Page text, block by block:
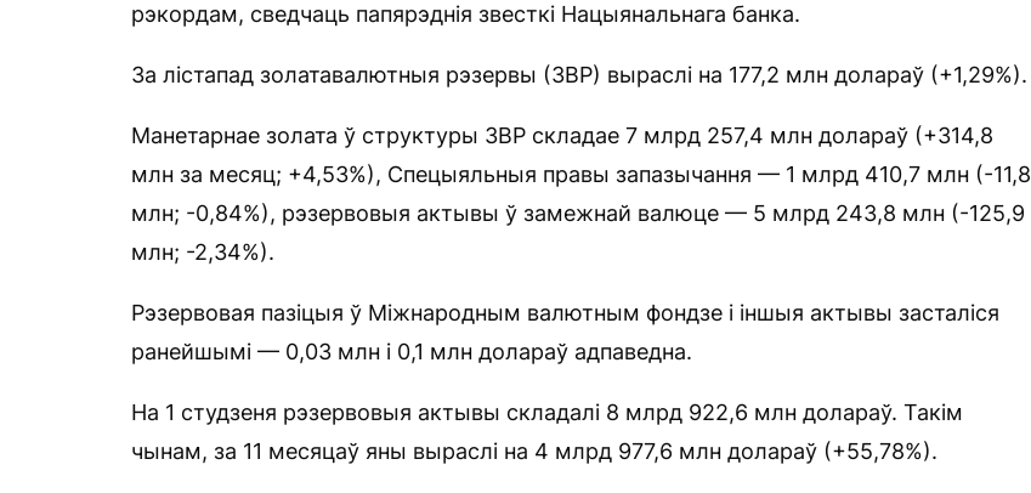
рэкордам, сведчаць папярэднія звесткі Нацыянальнага банка.
За лістапад золатавалютныя рэзервы (ЗВР) выраслі на 177,2 млн долараў (+1,29%).
Манетарнае золата ў структуры ЗВР складае 7 млрд 257,4 млн долараў (+314,8
млн за месяц; +4,53%), Спецыяльныя правы запазычання — 1 млрд 410,7 млн (-11,8
млн; -0,84%), рэзервовыя актывы ў замежнай валюце — 5 млрд 243,8 млн (-125,9
млн; -2,34%).
Рэзервовая пазіцыя ў Міжнародным валютным фондзе і іншыя актывы засталіся
ранейшымі — 0,03 млн і 0,1 млн долараў адпаведна.
На 1 студзеня рэзервовыя актывы складалі 8 млрд 922,6 млн долараў. Такім
чынам, за 11 месяцаў яны выраслі на 4 млрд 977,6 млн долараў (+55,78%).